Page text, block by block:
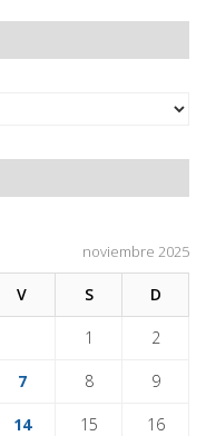
noviembre 2025
V S D
1 2
7 8 9
14 15 16